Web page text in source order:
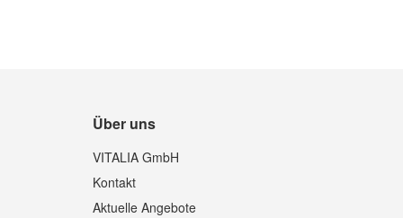
Über uns
VITALIA GmbH
Kontakt
Aktuelle Angebote